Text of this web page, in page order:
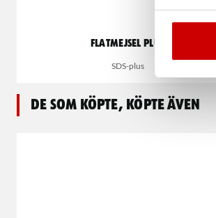
Flatmejsel plus
SDS-plus
De som köpte, köpte även